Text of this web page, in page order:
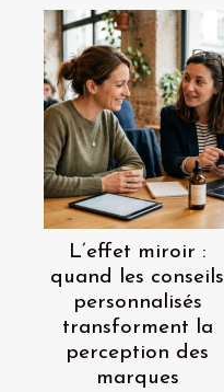
L’effet miroir :
quand les conseils
personnalisés
transforment la
perception des
marques